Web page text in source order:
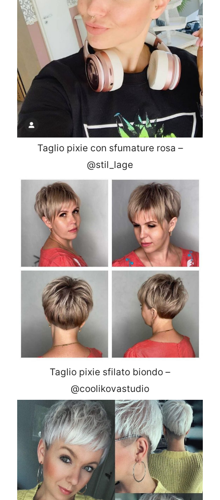
Taglio pixie con sfumature rosa –
@stil_lage
Taglio pixie sfilato biondo –
@coolikovastudio